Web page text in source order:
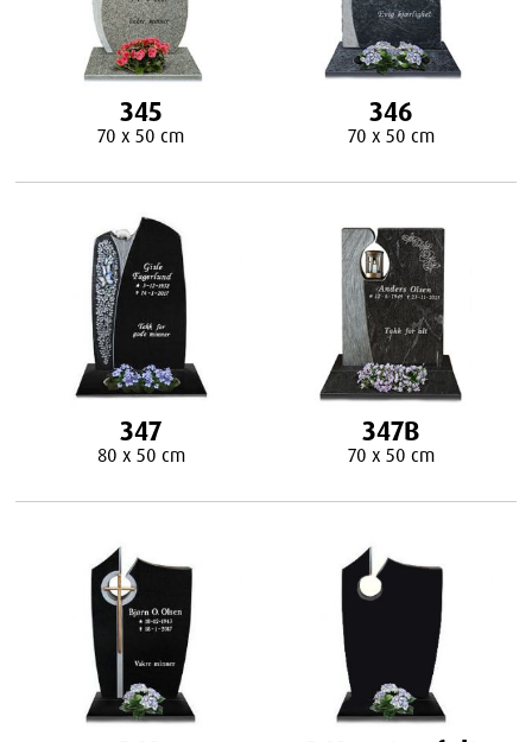
345
70 x 50 cm
346
70 x 50 cm
347
80 x 50 cm
347B
70 x 50 cm